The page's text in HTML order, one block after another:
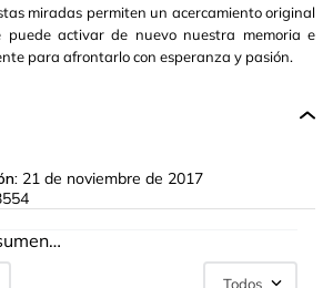
miradas permiten un acercamiento original
puede activar de nuevo nuestra memoria e
para afrontarlo con esperanza y pasión.
21 de noviembre de 2017
Todos